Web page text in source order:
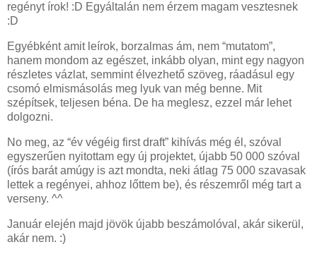
regényt írok! :D Egyáltalán nem érzem magam vesztesnek
:D
Egyébként amit leírok, borzalmas ám, nem “mutatom”,
hanem mondom az egészet, inkább olyan, mint egy nagyon
részletes vázlat, semmint élvezhető szöveg, ráadásul egy
csomó elmismásolás meg lyuk van még benne. Mit
szépítsek, teljesen béna. De ha meglesz, ezzel már lehet
dolgozni.
No meg, az “év végéig first draft” kihívás még él, szóval
egyszerűen nyitottam egy új projektet, újabb 50 000 szóval
(írós barát amúgy is azt mondta, neki átlag 75 000 szavasak
lettek a regényei, ahhoz lőttem be), és részemről még tart a
verseny. ^^
Január elején majd jövök újabb beszámolóval, akár sikerül,
akár nem. :)